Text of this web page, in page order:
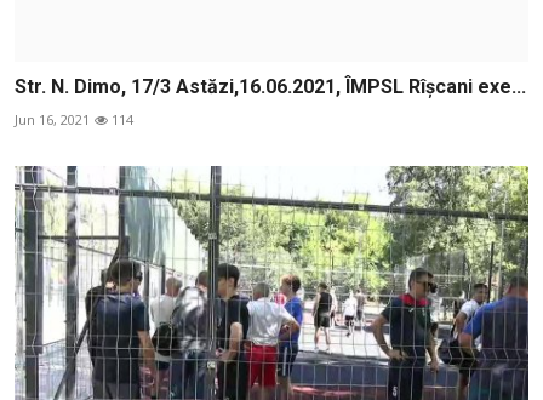
Str. N. Dimo, 17/3 Astăzi,16.06.2021, ÎMPSL Rîșcani exe...
Jun 16, 2021 114